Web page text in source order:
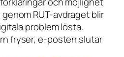
RUT-avdraget blir
problem lösta.
fryser, e-posten slutar